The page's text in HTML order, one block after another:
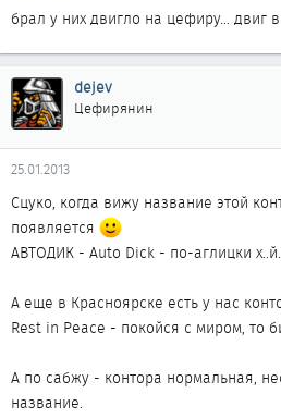
брал у них двигло на цефиру... двиг
dejev
Цефирянин
25.01.2013
Сцуко, когда вижу название этой
появляется
АВТОДИК - Auto Dick - по-аглицки
А еще в Красноярске есть у нас
Rest in Peace - покойся с миром, то
А по сабжу - контора нормальная,
название.